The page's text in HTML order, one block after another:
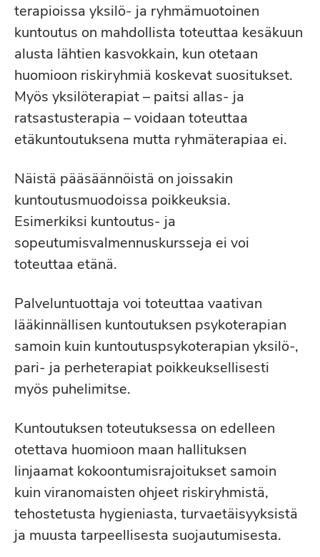
terapioissa yksilö- ja ryhmämuotoinen
kuntoutus on mahdollista toteuttaa kesäkuun
alusta lähtien kasvokkain, kun otetaan
huomioon riskiryhmiä koskevat suositukset.
Myös yksilöterapiat – paitsi allas- ja
ratsastusterapia – voidaan toteuttaa
etäkuntoutuksena mutta ryhmäterapiaa ei.
Näistä pääsäännöistä on joissakin
kuntoutusmuodoissa poikkeuksia.
Esimerkiksi kuntoutus- ja
sopeutumisvalmennuskursseja ei voi
toteuttaa etänä.
Palveluntuottaja voi toteuttaa vaativan
lääkinnällisen kuntoutuksen psykoterapian
samoin kuin kuntoutuspsykoterapian yksilö-,
pari- ja perheterapiat poikkeuksellisesti
myös puhelimitse.
Kuntoutuksen toteutuksessa on edelleen
otettava huomioon maan hallituksen
linjaamat kokoontumisrajoitukset samoin
kuin viranomaisten ohjeet riskiryhmistä,
tehostetusta hygieniasta, turvaetäisyyksistä
ja muusta tarpeellisesta suojautumisesta.